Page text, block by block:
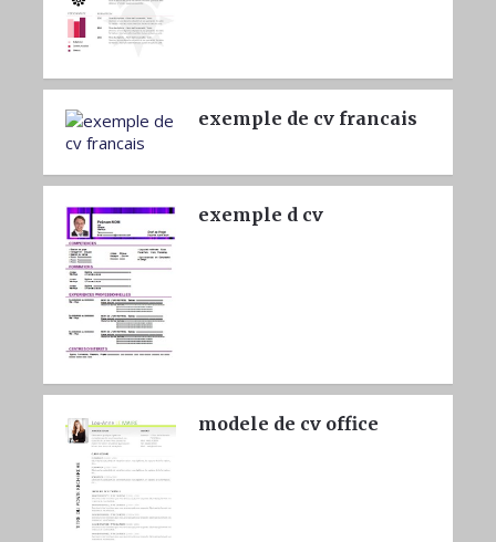
exemple de cv francais
exemple d cv
modele de cv office